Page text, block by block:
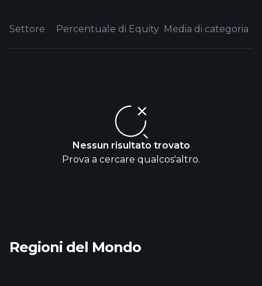
Settore Percentuale di Equity Media di categoria
Nessun risultato trovato
Prova a cercare qualcos'altro.
Regioni del Mondo